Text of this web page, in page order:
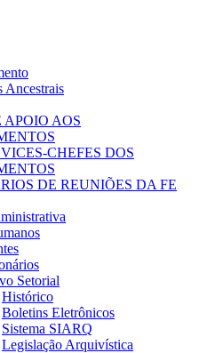
Ancestrais
APOIO AOS
CHEFES DOS
DE REUNIÕES DA FE
Setorial
Histórico
Boletins Eletrônicos
Sistema SIARQ
Legislação Arquivística